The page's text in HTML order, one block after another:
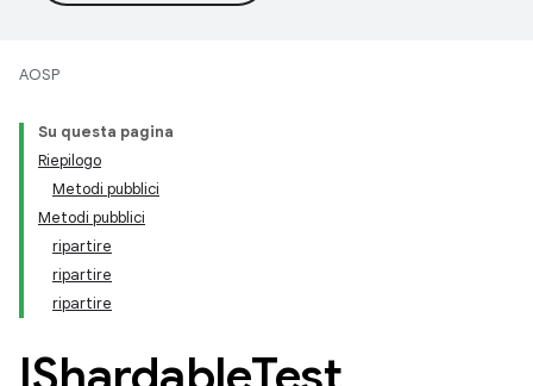
AOSP
Su questa pagina
Riepilogo
Metodi pubblici
Metodi pubblici
ripartire
ripartire
ripartire